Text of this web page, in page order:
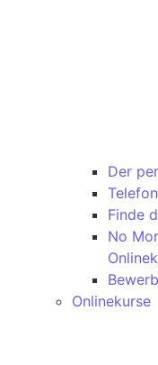
Der
Finde
No
Onlinekurse